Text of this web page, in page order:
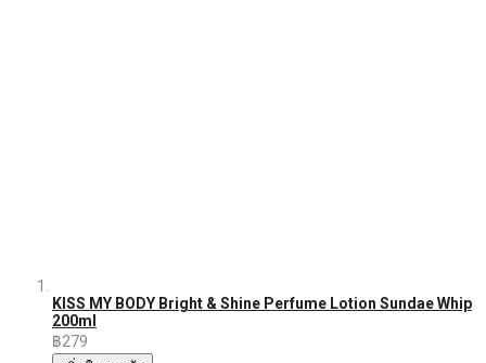
KISS MY BODY Bright & Shine Perfume Lotion Sundae Whip
200ml
฿279